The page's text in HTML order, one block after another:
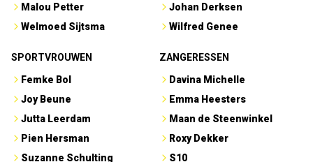
Malou Petter
Welmoed Sijtsma
Johan Derksen
Wilfred Genee
SPORTVROUWEN
Femke Bol
Joy Beune
Jutta Leerdam
Pien Hersman
Suzanne Schulting
ZANGERESSEN
Davina Michelle
Emma Heesters
Maan de Steenwinkel
Roxy Dekker
S10